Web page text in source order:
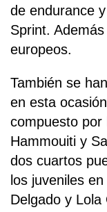
de endurance
Sprint.
europeos.
También se
en esta
compuesto por
Hammouiti y
dos cuartos
los juveniles
Delgado y